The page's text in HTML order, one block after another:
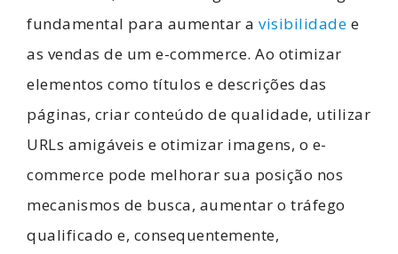
fundamental para aumentar a visibilidade e
as vendas de um e-commerce. Ao otimizar
elementos como títulos e descrições das
páginas, criar conteúdo de qualidade, utilizar
URLs amigáveis e otimizar imagens, o e-
commerce pode melhorar sua posição nos
mecanismos de busca, aumentar o tráfego
qualificado e, consequentemente,